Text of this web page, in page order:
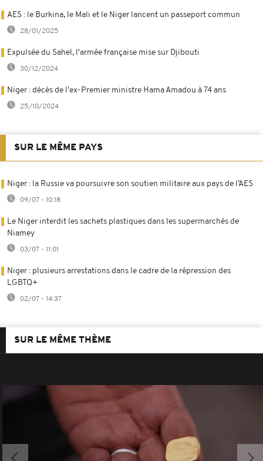
AES : le Burkina, le Mali et le Niger lancent un passeport commun
28/01/2025
Expulsée du Sahel, l'armée française mise sur Djibouti
30/12/2024
Niger : décès de l'ex-Premier ministre Hama Amadou à 74 ans
25/10/2024
SUR LE MÊME PAYS
Niger : la Russie va poursuivre son soutien militaire aux pays de l’AES
09/07 - 10:18
Le Niger interdit les sachets plastiques dans les supermarchés de
Niamey
03/07 - 11:01
Niger : plusieurs arrestations dans le cadre de la répression des
LGBTQ+
02/07 - 14:37
SUR LE MÊME THÈME